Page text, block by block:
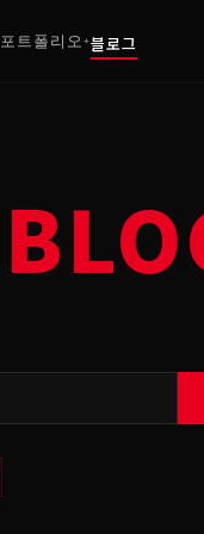
포트폴리오 +블로그